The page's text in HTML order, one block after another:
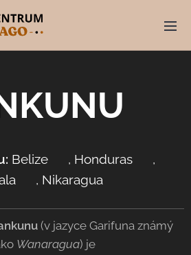
Belize 🇧🇿, Honduras 🇭🇳,
🇬🇹, Nikaragua 🇳🇮
(v jazyce Garifuna známý
Wanaragua) je